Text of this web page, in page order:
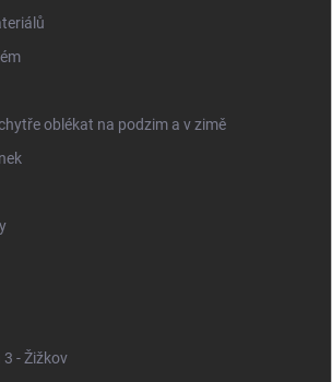
oblékat na podzim a v zimě
- Žižkov